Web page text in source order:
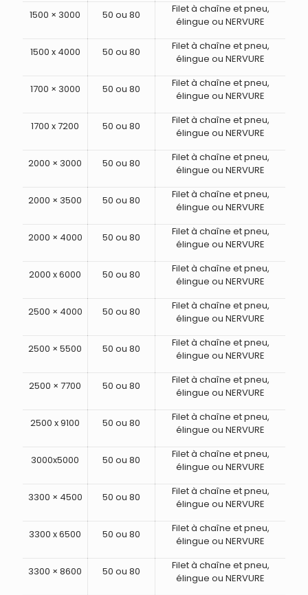
1500 × 3000 50 ou 80
Filet à chaîne et pneu,
élingue ou NERVURE
1500 x 4000 50 ou 80
Filet à chaîne et pneu,
élingue ou NERVURE
1700 × 3000 50 ou 80
Filet à chaîne et pneu,
élingue ou NERVURE
1700 x 7200 50 ou 80
Filet à chaîne et pneu,
élingue ou NERVURE
2000 × 3000 50 ou 80
Filet à chaîne et pneu,
élingue ou NERVURE
2000 × 3500 50 ou 80
Filet à chaîne et pneu,
élingue ou NERVURE
2000 × 4000 50 ou 80
Filet à chaîne et pneu,
élingue ou NERVURE
2000 x 6000 50 ou 80
Filet à chaîne et pneu,
élingue ou NERVURE
2500 × 4000 50 ou 80
Filet à chaîne et pneu,
élingue ou NERVURE
2500 × 5500 50 ou 80
Filet à chaîne et pneu,
élingue ou NERVURE
2500 × 7700 50 ou 80
Filet à chaîne et pneu,
élingue ou NERVURE
2500 x 9100 50 ou 80
Filet à chaîne et pneu,
élingue ou NERVURE
3000x5000 50 ou 80
Filet à chaîne et pneu,
élingue ou NERVURE
3300 × 4500 50 ou 80
Filet à chaîne et pneu,
élingue ou NERVURE
3300 x 6500 50 ou 80
Filet à chaîne et pneu,
élingue ou NERVURE
3300 × 8600 50 ou 80
Filet à chaîne et pneu,
élingue ou NERVURE